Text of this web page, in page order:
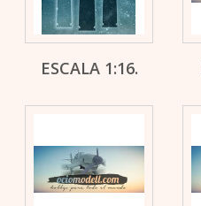
ESCALA 1:16.